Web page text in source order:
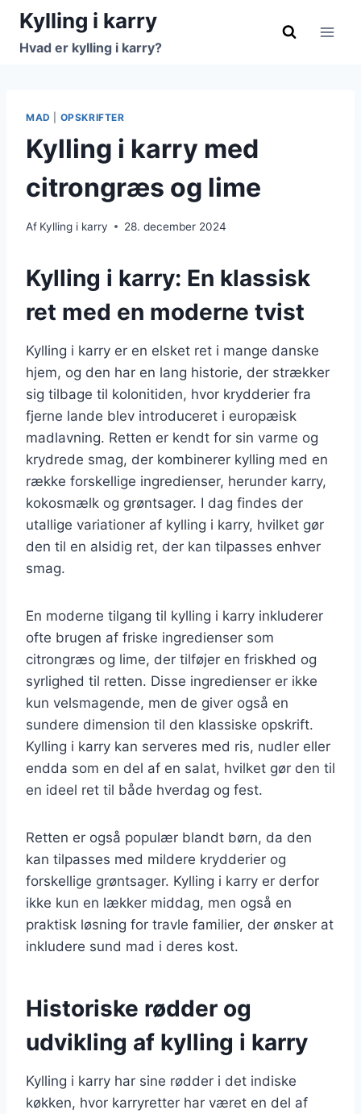
Fortsæt
indhold
Kylling i karry
Hvad er kylling i karry?
MAD OPSKRIFTER
Kylling i karry med
citrongræs og lime
Af Kylling i karry 28. december 2024
Kylling i karry: En klassisk
ret med en moderne tvist
Kylling i karry er en elsket ret i mange danske
hjem, og den har en lang historie, der strækker
sig tilbage til kolonitiden, hvor krydderier fra
fjerne lande blev introduceret i europæisk
madlavning. Retten er kendt for sin varme og
krydrede smag, der kombinerer kylling med en
række forskellige ingredienser, herunder karry,
kokosmælk og grøntsager. I dag findes der
utallige variationer af kylling i karry, hvilket gør
den til en alsidig ret, der kan tilpasses enhver
smag.
En moderne tilgang til kylling i karry inkluderer
ofte brugen af friske ingredienser som
citrongræs og lime, der tilføjer en friskhed og
syrlighed til retten. Disse ingredienser er ikke
kun velsmagende, men de giver også en
sundere dimension til den klassiske opskrift.
Kylling i karry kan serveres med ris, nudler eller
endda som en del af en salat, hvilket gør den til
en ideel ret til både hverdag og fest.
Retten er også populær blandt børn, da den
kan tilpasses med mildere krydderier og
forskellige grøntsager. Kylling i karry er derfor
ikke kun en lækker middag, men også en
praktisk løsning for travle familier, der ønsker at
inkludere sund mad i deres kost.
Historiske rødder og
udvikling af kylling i karry
Kylling i karry har sine rødder i det indiske
køkken, hvor karryretter har været en del af